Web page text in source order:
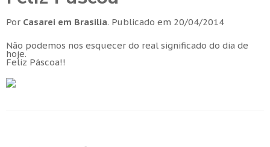
Por Casarei em Brasilia. Publicado em 20/04/2014
Não podemos nos esquecer do real significado do dia de
hoje.
Feliz Páscoa!!